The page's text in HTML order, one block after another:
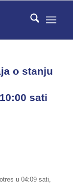
o stanju
sati
u 04:09 sati,